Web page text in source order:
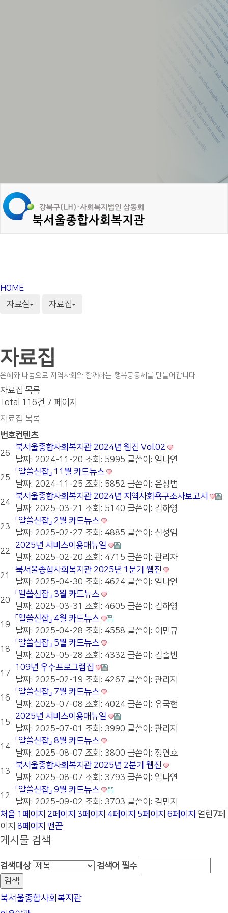
HOME
자료실
자료집
자료집
은혜와 나눔으로 지역사회와 함께하는 행복공동체를 만들어갑니다.
자료집 목록
Total 116건 7 페이지
자료집 목록
번호컨텐츠
26
북서울종합사회복지관 2024년 웹진 Vol.02
날짜: 2024-11-20 조회: 5995 글쓴이: 임나연
25
「알쓸신잡」 11월 카드뉴스
날짜: 2024-11-25 조회: 5852 글쓴이: 윤창범
24
북서울종합사회복지관 2024년 지역사회욕구조사보고서
날짜: 2025-03-21 조회: 5140 글쓴이: 김하영
23
「알쓸신잡」 2월 카드뉴스
날짜: 2025-02-27 조회: 4885 글쓴이: 신성임
22
2025년 서비스이용매뉴얼
날짜: 2025-02-20 조회: 4715 글쓴이: 관리자
21
북서울종합사회복지관 2025년 1분기 웹진
날짜: 2025-04-30 조회: 4624 글쓴이: 임나연
20
「알쓸신잡」 3월 카드뉴스
날짜: 2025-03-31 조회: 4605 글쓴이: 김하영
19
「알쓸신잡」 4월 카드뉴스
날짜: 2025-04-28 조회: 4558 글쓴이: 이민규
18
「알쓸신잡」 5월 카드뉴스
날짜: 2025-05-28 조회: 4332 글쓴이: 김솔빈
17
109년 우수프로그램집
날짜: 2025-02-19 조회: 4267 글쓴이: 관리자
16
「알쓸신잡」 7월 카드뉴스
날짜: 2025-07-08 조회: 4024 글쓴이: 유국현
15
2025년 서비스이용매뉴얼
날짜: 2025-07-01 조회: 3990 글쓴이: 관리자
14
「알쓸신잡」 8월 카드뉴스
날짜: 2025-08-07 조회: 3800 글쓴이: 정연호
13
북서울종합사회복지관 2025년 2분기 웹진
날짜: 2025-08-07 조회: 3793 글쓴이: 임나연
12
「알쓸신잡」 9월 카드뉴스
날짜: 2025-09-02 조회: 3703 글쓴이: 김민지
처음 1 페이지 2페이지 3페이지 4페이지 5페이지 6페이지 열린7페
이지 8페이지 맨끝
게시물 검색
검색대상 검색어 필수
북서울종합사회복지관